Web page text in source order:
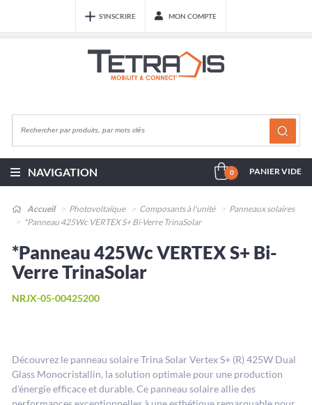
S'INSCRIRE MON COMPTE
NAVIGATION 0 PANIER VIDE
Accueil Photovoltaïque Composants à l'unité
Panneaux solaires
*Panneau 425Wc VERTEX S+ Bi-Verre TrinaSolar
*Panneau 425Wc VERTEX S+ Bi-
Verre TrinaSolar
NRJX-05-00425200
Découvrez le panneau solaire Trina Solar Vertex S+ (R) 425W Dual
Glass Monocristallin, la solution optimale pour une production
d'énergie efficace et durable. Ce panneau solaire allie des